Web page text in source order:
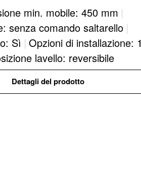
min. mobile: 450 mm |
senza comando saltarello |
Sì | Opzioni di installazione: 1
lavello: reversibile
Dettagli del prodotto